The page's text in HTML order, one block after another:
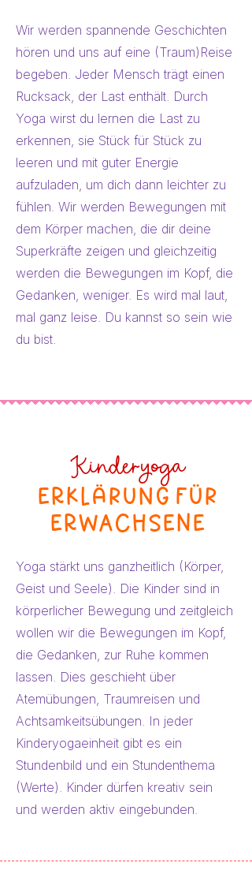
Wir werden spannende Geschichten
hören und uns auf eine (Traum)Reise
begeben. Jeder Mensch trägt einen
Rucksack, der Last enthält. Durch
Yoga wirst du lernen die Last zu
erkennen, sie Stück für Stück zu
leeren und mit guter Energie
aufzuladen, um dich dann leichter zu
fühlen. Wir werden Bewegungen mit
dem Körper machen, die dir deine
Superkräfte zeigen und gleichzeitig
werden die Bewegungen im Kopf, die
Gedanken, weniger. Es wird mal laut,
mal ganz leise. Du kannst so sein wie
du bist.
Kinderyoga
ERklärung für
ERWACHSENE
Yoga stärkt uns ganzheitlich (Körper,
Geist und Seele). Die Kinder sind in
körperlicher Bewegung und zeitgleich
wollen wir die Bewegungen im Kopf,
die Gedanken, zur Ruhe kommen
lassen. Dies geschieht über
Atemübungen, Traumreisen und
Achtsamkeitsübungen. In jeder
Kinderyogaeinheit gibt es ein
Stundenbild und ein Stundenthema
(Werte). Kinder dürfen kreativ sein
und werden aktiv eingebunden.